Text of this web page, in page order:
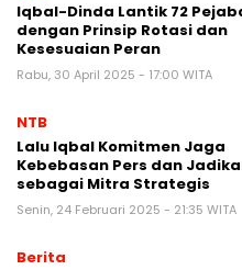
Iqbal-Dinda Lantik 72
dengan Prinsip Rotasi dan
Kesesuaian Peran
Rabu, 30 April 2025 - 17:00 WITA
NTB
Lalu Iqbal Komitmen Jaga
Kebebasan Pers dan
sebagai Mitra Strategis
Senin, 24 Februari 2025 - 21:35 WITA
Berita